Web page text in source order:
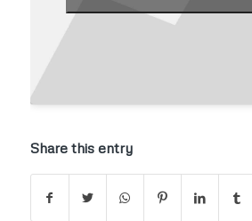
Share this entry